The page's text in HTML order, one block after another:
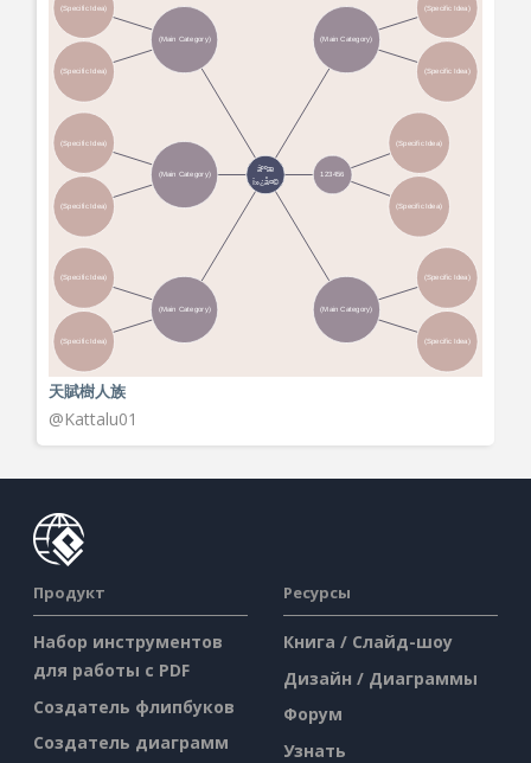
天賦樹人族
@Kattalu01
Продукт
Набор инструментов
для работы с PDF
Создатель флипбуков
Создатель диаграмм
Ресурсы
Книга / Слайд-шоу
Дизайн / Диаграммы
Форум
Узнать